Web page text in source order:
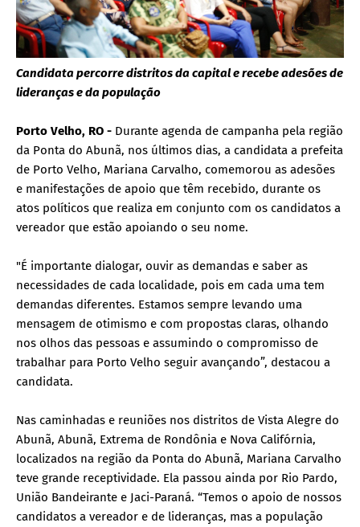
Candidata percorre distritos da capital e recebe adesões de
lideranças e da população
Porto Velho, RO - Durante agenda de campanha pela região
da Ponta do Abunã, nos últimos dias, a candidata a prefeita
de Porto Velho, Mariana Carvalho, comemorou as adesões
e manifestações de apoio que têm recebido, durante os
atos políticos que realiza em conjunto com os candidatos a
vereador que estão apoiando o seu nome.
"É importante dialogar, ouvir as demandas e saber as
necessidades de cada localidade, pois em cada uma tem
demandas diferentes. Estamos sempre levando uma
mensagem de otimismo e com propostas claras, olhando
nos olhos das pessoas e assumindo o compromisso de
trabalhar para Porto Velho seguir avançando”, destacou a
candidata.
Nas caminhadas e reuniões nos distritos de Vista Alegre do
Abunã, Abunã, Extrema de Rondônia e Nova Califórnia,
localizados na região da Ponta do Abunã, Mariana Carvalho
teve grande receptividade. Ela passou ainda por Rio Pardo,
União Bandeirante e Jaci-Paraná. “Temos o apoio de nossos
candidatos a vereador e de lideranças, mas a população